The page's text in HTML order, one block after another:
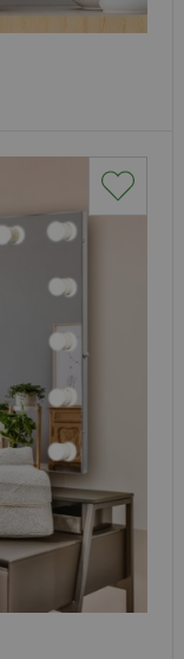
В
наличии
Помошь
(вопрос